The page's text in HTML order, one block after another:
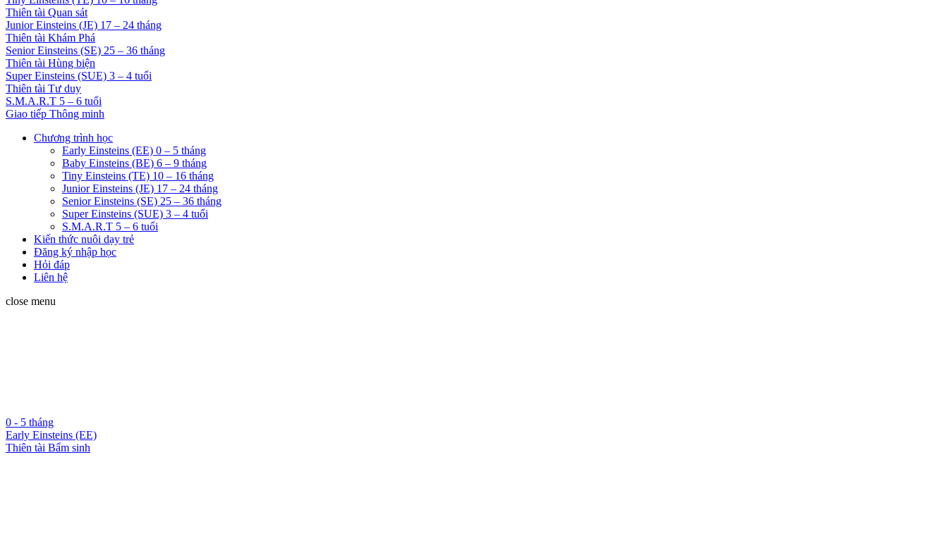
Thiên tài Quan sát
Junior Einsteins (JE) 17 – 24 tháng
Thiên tài Khám Phá
Senior Einsteins (SE) 25 – 36 tháng
Thiên tài Hùng biện
Super Einsteins (SUE) 3 – 4 tuổi
Thiên tài Tư duy
S.M.A.R.T 5 – 6 tuổi
Giao tiếp Thông minh
Chương trình học
Early Einsteins (EE) 0 – 5 tháng
Baby Einsteins (BE) 6 – 9 tháng
Tiny Einsteins (TE) 10 – 16 tháng
Junior Einsteins (JE) 17 – 24 tháng
Senior Einsteins (SE) 25 – 36 tháng
Super Einsteins (SUE) 3 – 4 tuổi
S.M.A.R.T 5 – 6 tuổi
Kiến thức nuôi dạy trẻ
Đăng ký nhập học
Hỏi đáp
Liên hệ
close menu
0 - 5 tháng
Early Einsteins (EE)
Thiên tài Bẩm sinh